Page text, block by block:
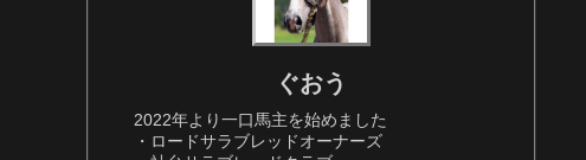
ぐおう
2022年より一口馬主を始めました
・ロードサラブレッドオーナーズ